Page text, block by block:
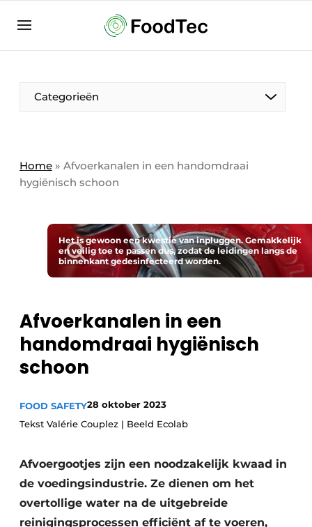
Bedrijven
Bedrijven
Direct contact
Eigen content aanleveren
Home
Meest gelezen
Nieuwsbrief
Privacy / Cookie statement
Vacature aanmelden
Vacatures
Categorieën
Home » Afvoerkanalen in een handomdraai
hygiënisch schoon
Het is gewoon een kwestie van inpluggen. Gemakkelijk
en veilig toe te passen dus, zodat de leidingen langs de
binnenkant gedesinfecteerd worden.
Afvoerkanalen in een
handomdraai hygiënisch
schoon
FOOD SAFETY28 oktober 2023
Tekst Valérie Couplez | Beeld Ecolab
Afvoergootjes zijn een noodzakelijk kwaad in
de voedingsindustrie. Ze dienen om het
overtollige water na de uitgebreide
reinigingsprocessen efficiënt af te voeren,